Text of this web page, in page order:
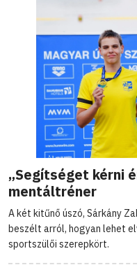
„Segítséget kérni
mentáltréner
A két kitűnő úszó, Sárkány
beszélt arról, hogyan lehet
sportszülői szerepkört.